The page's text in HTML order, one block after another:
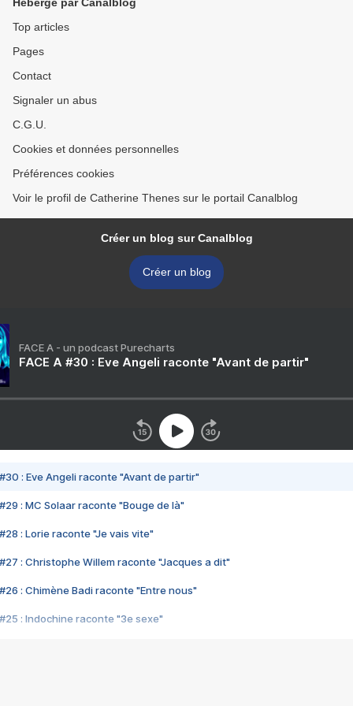
Top articles
Pages
Contact
Signaler un abus
C.G.U.
Cookies et données personnelles
Préférences cookies
Voir le profil de Catherine Thenes sur le portail Canalblog
Créer un blog sur Canalblog
Créer un blog
FACE A - un podcast Purecharts
FACE A #30 : Eve Angeli raconte "Avant de partir"
#30 : Eve Angeli raconte "Avant de partir"
#29 : MC Solaar raconte "Bouge de là"
#28 : Lorie raconte "Je vais vite"
#27 : Christophe Willem raconte "Jacques a dit"
#26 : Chimène Badi raconte "Entre nous"
#25 : Indochine raconte "3e sexe"